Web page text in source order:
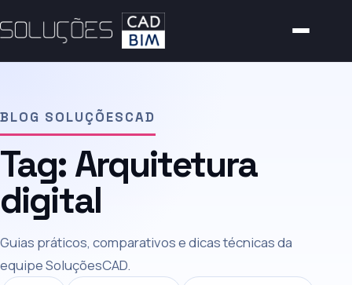
BLOG SOLUÇÕESCAD
Tag: Arquitetura
digital
Guias práticos, comparativos e dicas técnicas da
equipe SoluçõesCAD.